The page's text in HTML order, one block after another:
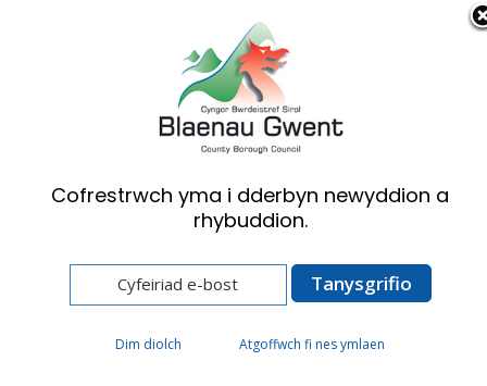
Cymraeg English
Preswylwyr
Cael yr help rydych ei angen
Gofal Preswyl
Cwrt Mytton
Cofrestrwch yma i dderbyn newyddion a
rhybuddion.
Dim diolch Atgoffwch fi nes ymlaen